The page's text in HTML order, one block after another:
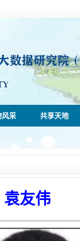
风采 共享天地
袁友伟